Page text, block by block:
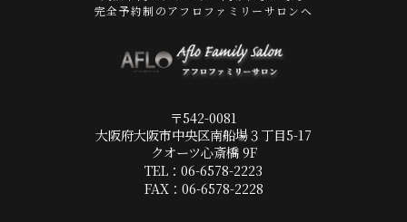
完全予約制のアフロファミリーサロンへ
〒542-0081
大阪府大阪市中央区南船場３丁目5-17
クオーツ心斎橋 9F
TEL：06-6578-2223
FAX：06-6578-2228